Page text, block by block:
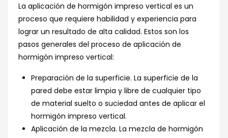
La aplicación de hormigón impreso vertical es un
proceso que requiere habilidad y experiencia para
lograr un resultado de alta calidad. Estos son los
pasos generales del proceso de aplicación de
hormigón impreso vertical:
Preparación de la superficie. La superficie de la
pared debe estar limpia y libre de cualquier tipo
de material suelto o suciedad antes de aplicar el
hormigón impreso vertical.
Aplicación de la mezcla. La mezcla de hormigón